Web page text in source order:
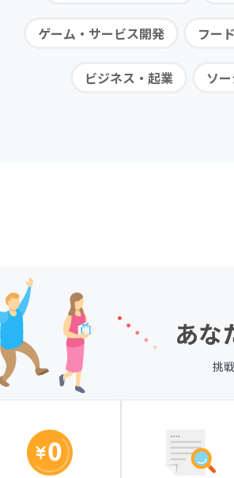
ゲーム・サービス開発 フー
ビジネス・起業 ソ
あな
挑
ページ作成が簡単な操作ででき、見やす
にも安心です。